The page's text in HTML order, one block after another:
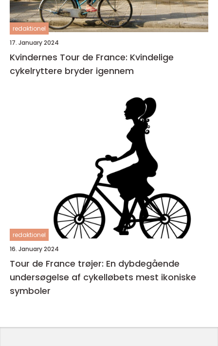
redaktionel
17. January 2024
Kvindernes Tour de France: Kvindelige
cykelryttere bryder igennem
redaktionel
16. January 2024
Tour de France trøjer: En dybdegående
undersøgelse af cykelløbets mest ikoniske
symboler